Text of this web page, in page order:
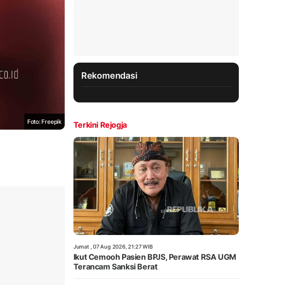
Foto: Freepik
Rekomendasi
Terkini Rejogja
Jumat , 07 Aug 2026, 21:27 WIB
Ikut Cemooh Pasien BPJS, Perawat RSA UGM
Terancam Sanksi Berat